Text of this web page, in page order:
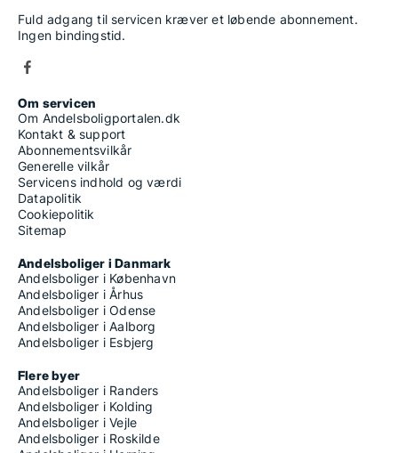
Fuld adgang til servicen kræver et løbende abonnement.
Ingen bindingstid.
Om servicen
Om Andelsboligportalen.dk
Kontakt & support
Abonnementsvilkår
Generelle vilkår
Servicens indhold og værdi
Datapolitik
Cookiepolitik
Sitemap
Andelsboliger i Danmark
Andelsboliger i København
Andelsboliger i Århus
Andelsboliger i Odense
Andelsboliger i Aalborg
Andelsboliger i Esbjerg
Flere byer
Andelsboliger i Randers
Andelsboliger i Kolding
Andelsboliger i Vejle
Andelsboliger i Roskilde